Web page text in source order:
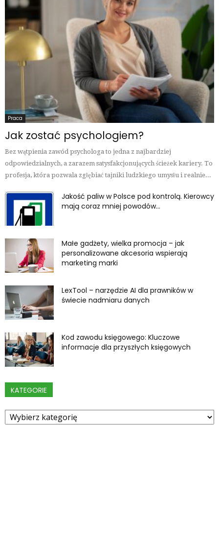
Praca
Jak zostać psychologiem?
Bez wątpienia zawód psychologa to jedna z najbardziej
odpowiedzialnych, a zarazem satysfakcjonujących ścieżek kariery. To
profesja, która pozwala zgłębiać tajniki ludzkiego umysłu i realnie...
Jakość paliw w Polsce pod kontrolą. Kierowcy
mają coraz mniej powodów...
Małe gadżety, wielka promocja – jak
personalizowane akcesoria wspierają
marketing marki
LexTool – narzędzie AI dla prawników w
świecie nadmiaru danych
Kod zawodu księgowego: Kluczowe
informacje dla przyszłych księgowych
KATEGORIE
Kategorie